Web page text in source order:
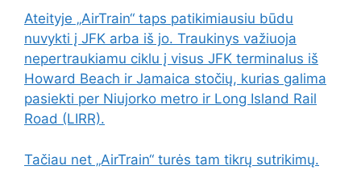
Ateityje „AirTrain“ taps patikimiausiu būdu
nuvykti į JFK arba iš jo. Traukinys važiuoja
nepertraukiamu ciklu į visus JFK terminalus iš
Howard Beach ir Jamaica stočių, kurias galima
pasiekti per Niujorko metro ir Long Island Rail
Road (LIRR).
Tačiau net „AirTrain“ turės tam tikrų sutrikimų.